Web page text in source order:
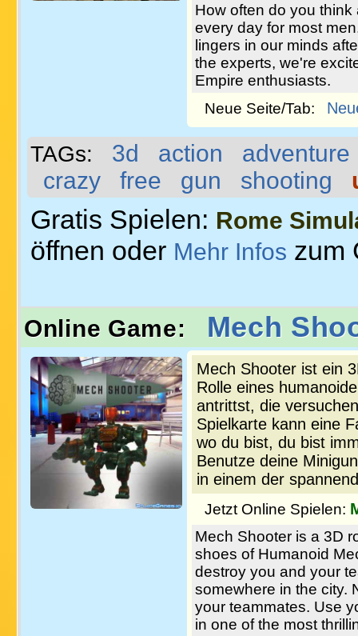
How often do you
every day for most
lingers in our minds
the experts, we're
Empire enthusiasts.
Neue Seite/Tab:
TAGs: 3d action
adventure
crazy
free gun shooting
Gratis Spielen: Rome
öffnen oder Mehr Infos zum
Online Game: Mech
Mech Shooter ist ein
Rolle eines
antrittst, die
Spielkarte kann eine
wo du bist, du bist
Benutze deine
in einem der
Jetzt Online Spielen:
Mech Shooter is a 3D
shoes of Humanoid
destroy you and your
somewhere in the city.
your teammates. Use
in one of the most